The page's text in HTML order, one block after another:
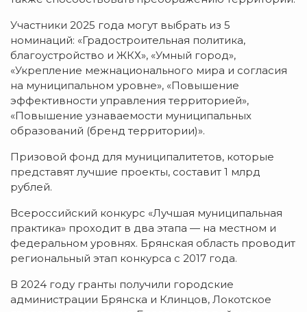
Участники 2025 года могут выбрать из 5
номинаций: «Градостроительная политика,
благоустройство и ЖКХ», «Умный город»,
«Укрепление межнационального мира и согласия
на муниципальном уровне», «Повышение
эффективности управления территорией»,
«Повышение узнаваемости муниципальных
образований (бренд территории)».
Призовой фонд для муниципалитетов, которые
представят лучшие проекты, составит 1 млрд
рублей.
Всероссийский конкурс «Лучшая муниципальная
практика» проходит в два этапа — на местном и
федеральном уровнях. Брянская область проводит
региональный этап конкурса с 2017 года.
В 2024 году гранты получили городские
администрации Брянска и Клинцов, Локотское